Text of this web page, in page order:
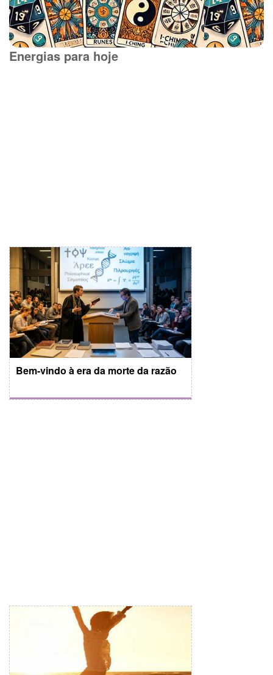
Energias para hoje
Bem-vindo à era da morte da razão